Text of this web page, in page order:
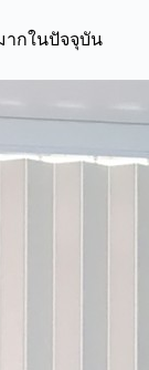
ากในปัจจุบัน